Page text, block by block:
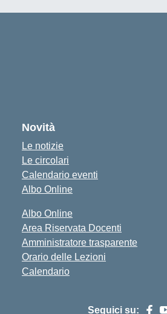
Novità
Le notizie
Le circolari
Calendario eventi
Albo Online
Albo Online
Area Riservata Docenti
Amministratore trasparente
Orario delle Lezioni
Calendario
Seguici su: